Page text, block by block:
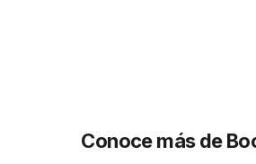
Conoce más de